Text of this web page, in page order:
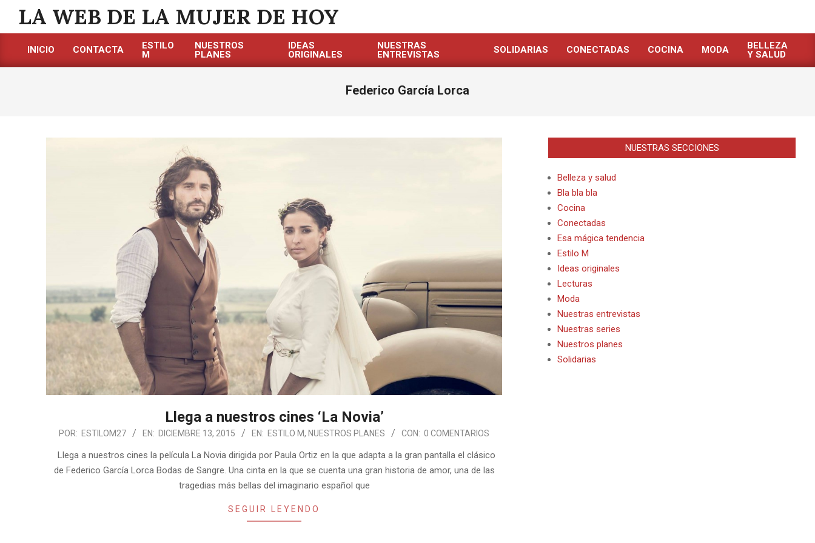
contenido
LA WEB DE LA MUJER DE HOY
INICIO CONTACTA
ESTILO
M
NUESTROS
PLANES
IDEAS
ORIGINALES
NUESTRAS
ENTREVISTAS
SOLIDARIAS CONECTADAS COCINA MODA
BELLEZA
Y SALUD
Federico García Lorca
Llega a nuestros cines ‘La Novia’
POR: ESTILOM27 EN: DICIEMBRE 13, 2015 EN: ESTILO M, NUESTROS PLANES CON: 0 COMENTARIOS
Llega a nuestros cines la película La Novia dirigida por Paula Ortiz en la que adapta a la gran pantalla el clásico
de Federico García Lorca Bodas de Sangre. Una cinta en la que se cuenta una gran historia de amor, una de las
tragedias más bellas del imaginario español que
SEGUIR LEYENDO
NUESTRAS SECCIONES
Belleza y salud
Bla bla bla
Cocina
Conectadas
Esa mágica tendencia
Estilo M
Ideas originales
Lecturas
Moda
Nuestras entrevistas
Nuestras series
Nuestros planes
Solidarias